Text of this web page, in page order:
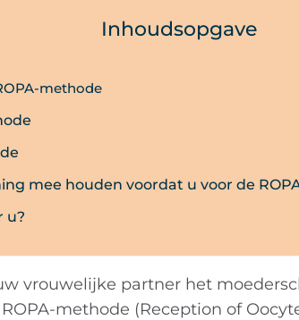
Inhoudsopgave
methode
mee houden voordat u voor de
u?
vrouwelijke partner het
methode (Reception of